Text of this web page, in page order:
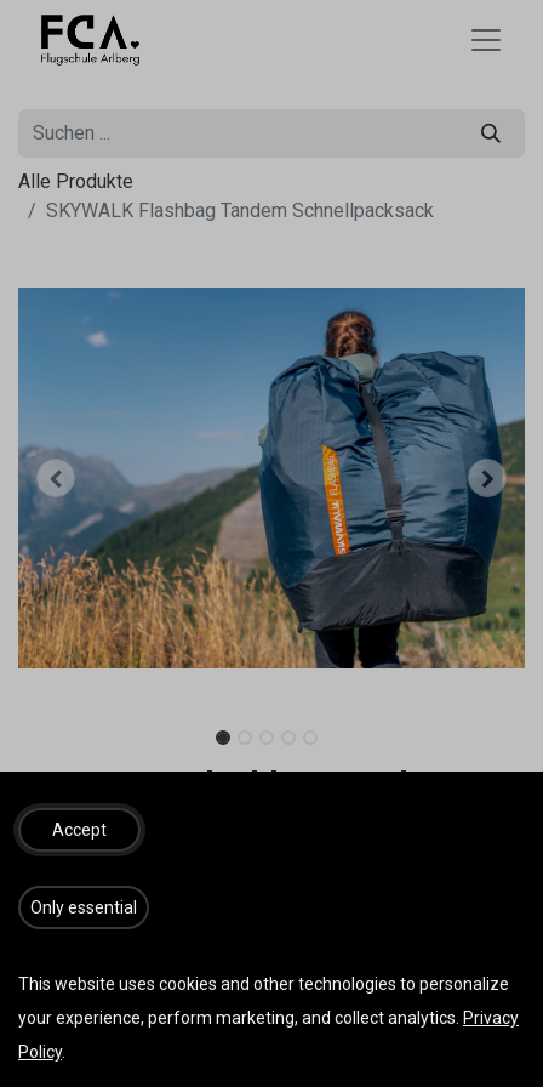
Alle Produkte
SKYWALK Flashbag Tandem Schnellpacksack
SKYWALK Flashbag Tandem
Schnellpacksack
109,99€ inkl. MwSt.
Accept
​​​Only essential
This website uses cookies and other technologies to personalize
your experience, perform marketing, and collect analytics. Privacy
Policy.